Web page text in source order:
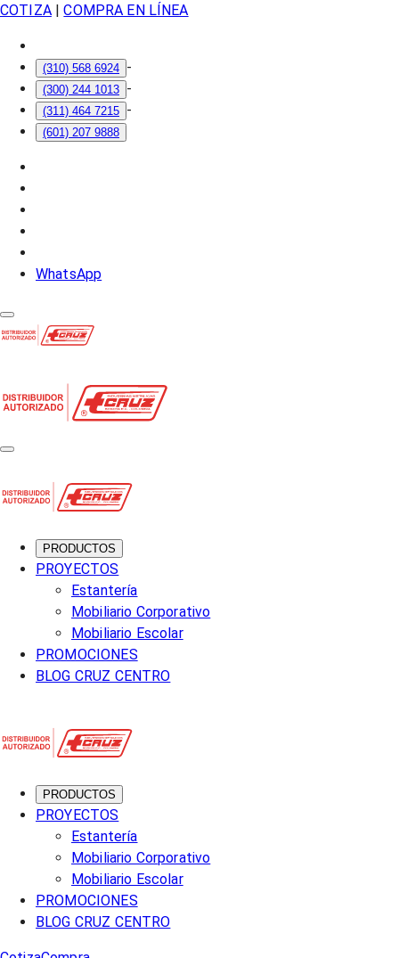
COTIZA| COMPRA EN LÍNEA
(310) 568 6924 -
(300) 244 1013 -
(311) 464 7215 -
(601) 207 9888
WhatsApp
PRODUCTOS
PROYECTOS
Estantería
Mobiliario Corporativo
Mobiliario Escolar
PROMOCIONES
BLOG CRUZ CENTRO
PRODUCTOS
PROYECTOS
Estantería
Mobiliario Corporativo
Mobiliario Escolar
PROMOCIONES
BLOG CRUZ CENTRO